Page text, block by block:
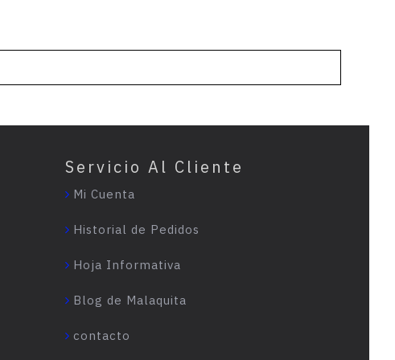
Servicio Al Cliente
Mi Cuenta
Historial de Pedidos
Hoja Informativa
Blog de Malaquita
contacto